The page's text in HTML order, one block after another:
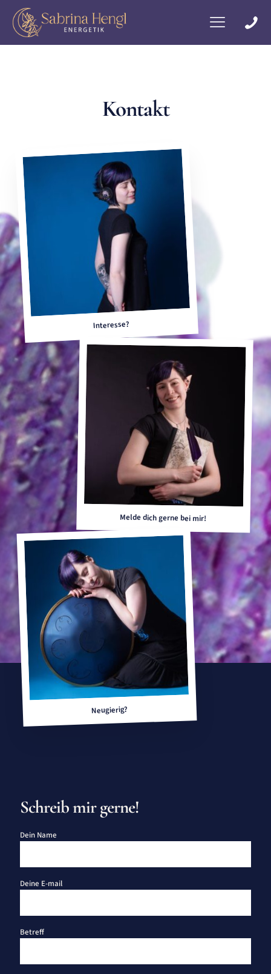
Kontakt
Interesse?
Melde dich gerne bei mir!
Neugierig?
Schreib mir gerne!
Dein Name
Deine E-mail
Betreff